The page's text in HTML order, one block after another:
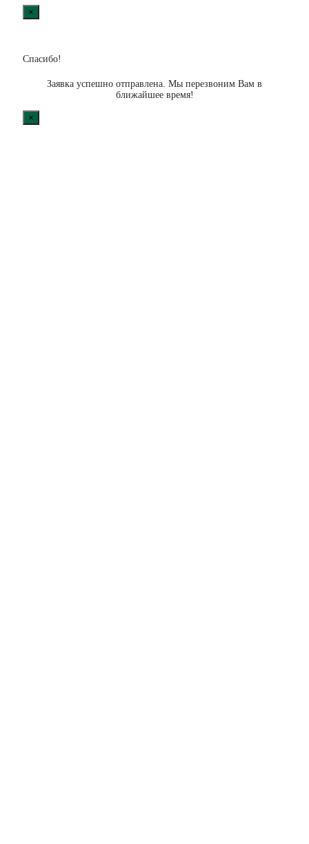
×
Спасибо!
Заявка успешно отправлена. Мы перезвоним Вам в
ближайшее время!
×